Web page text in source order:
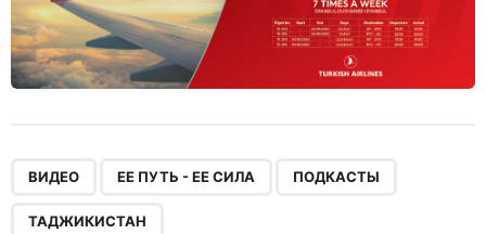
ВИДЕО ЕЕ ПУТЬ - ЕЕ СИЛА ПОДКАСТЫ
ТАДЖИКИСТАН